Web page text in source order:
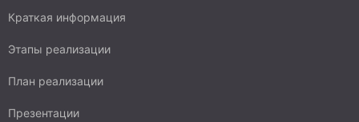
Краткая информация
Этапы реализации
План реализации
Презентации